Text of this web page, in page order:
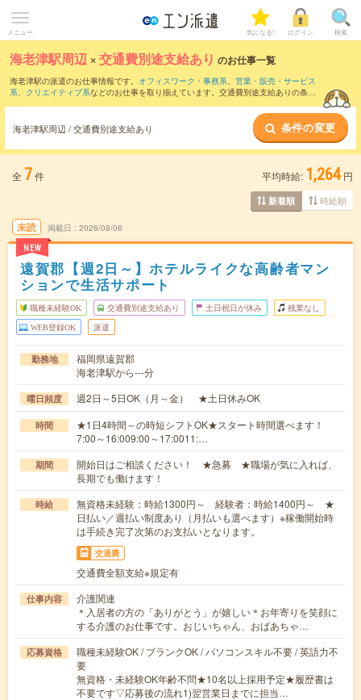
メニュー 気になる! ログイン 検索
海老津駅周辺 ×交通費別途支給あり のお仕事一覧
海老津駅の派遣のお仕事情報です。 オフィスワーク・事務系、 営業・販売・サービス
系、 クリエイティブ系などのお仕事を取り揃えています。交通費別途支給ありの条件
海老津駅周辺 / 交通費別途支給あり 条件の変更
全 7件 平均時給: 1,264 円
新着順 時給順
未読
NEW
掲載日 2026/08/06
遠賀郡【週2日～】ホテルライクな高齢者マン
ションで生活サポート
職種未経験OK 交通費別途支給あり 土日祝日が休み 残業なし
WEB登録OK 派遣
勤務地
福岡県遠賀郡
海老津駅から---分
曜日頻度 週2日～5日OK（月～金） ★土日休みOK
時間
★1日4時間～の時短シフトOK★スタート時間選べます！
7:00～16:009:00～17:0011:…
期間
開始日はご相談ください！ ★急募 ★職場が気に入れば、
長期でも働けます！
時給
無資格未経験：時給1300円～ 経験者：時給1400円～ ★
日払い／週払い制度あり（月払いも選べます）※稼働開始時
は手続き完了次第のお支払いとなります。
交通費
交通費全額支給※規定有
仕事内容
介護関連
＊入居者の方の「ありがとう」が嬉しい＊お年寄りを笑顔に
する介護のお仕事です。おじいちゃん、おばあちゃ…
応募資格
職種未経験OK / ブランクOK / パソコンスキル不要 / 英語力不
要
無資格・未経験OK年齢不問★10名以上採用予定★履歴書は
不要です▽応募後の流れ1)翌営業日までに担当…